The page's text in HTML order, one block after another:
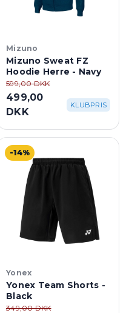
Mizuno
Mizuno Sweat FZ
Hoodie Herre - Navy
599,00 DKK
499,00
DKK
KLUBPRIS
-14%
Yonex
Yonex Team Shorts -
Black
349,00 DKK